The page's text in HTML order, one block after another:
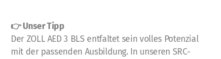
👉 Unser Tipp
Der ZOLL AED 3 BLS entfaltet sein volles Potenzial
mit der passenden Ausbildung. In unseren SRC-